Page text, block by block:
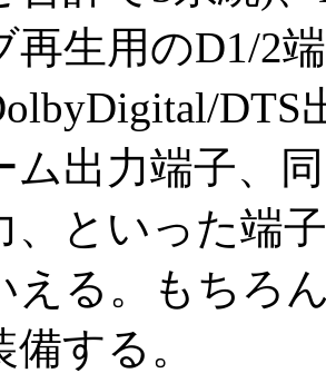
再生用のD1/2
DTS
ム出力端子、
、といった端
える。もちろ
備する。